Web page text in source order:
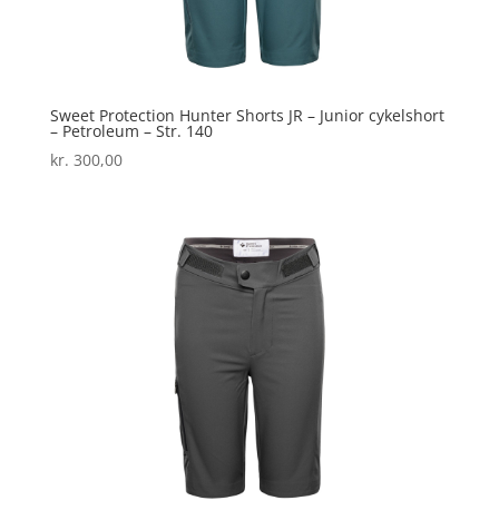
Sweet Protection Hunter Shorts JR – Junior cykelshort
– Petroleum – Str. 140
kr. 300,00